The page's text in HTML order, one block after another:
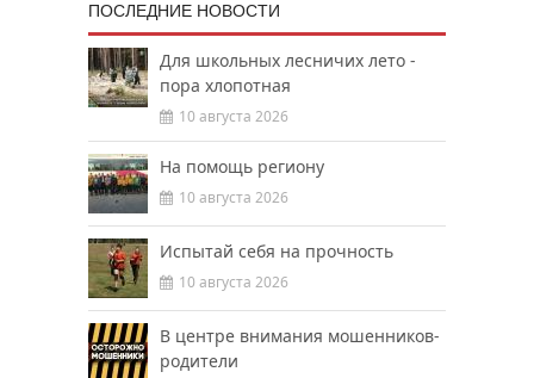
ПОСЛЕДНИЕ НОВОСТИ
Для школьных лесничих лето -
пора хлопотная
10 августа 2026
На помощь региону
10 августа 2026
Испытай себя на прочность
10 августа 2026
В центре внимания мошенников-
родители